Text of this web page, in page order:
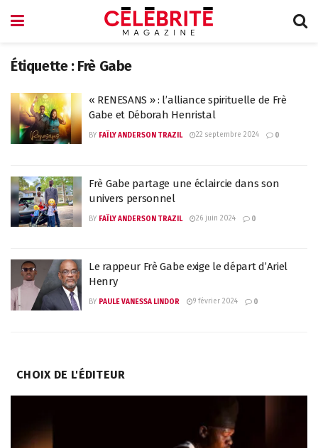
Étiquette : Frè Gabe
« RENESANS » : l’alliance spirituelle de Frè
Gabe et Déborah Henristal
BY FAÏLY ANDERSON TRAZIL 22 septembre 2024 0
Frè Gabe partage une éclaircie dans son
univers personnel
BY FAÏLY ANDERSON TRAZIL 26 juin 2024 0
Le rappeur Frè Gabe exige le départ d’Ariel
Henry
BY PAULE VANESSA LINDOR 9 février 2024 0
CHOIX DE L'ÉDITEUR